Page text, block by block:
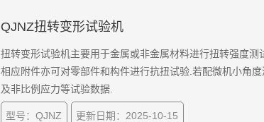
QJNZ扭转变形试验机
扭转变形试验机主要用于金属或非金属材料进行扭转强度
相应附件亦可对零部件和构件进行抗扭试验.若配微机小角
及非比例应力等试验数据.
型号：QJNZ 更新日期：2025-10-15